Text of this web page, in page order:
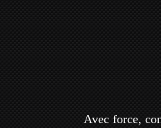
Avec force,